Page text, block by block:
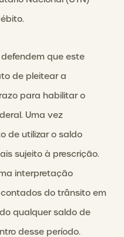
que este
de pleitear a
para habilitar o
Uma vez
de utilizar o saldo
sujeito à prescrição.
interpretação
do trânsito em
qualquer saldo de
desse período.